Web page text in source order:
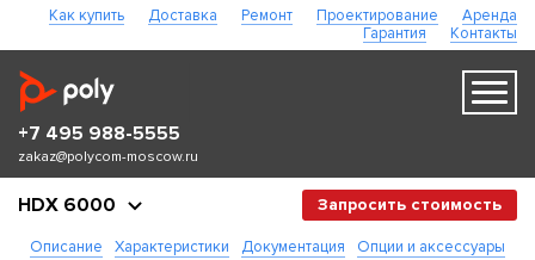
Как купить Доставка Ремонт Проектирование
Аренда
Гарантия
Контакты
+7 495 988-5555
zakaz@polycom-moscow.ru
HDX 6000
Описание Характеристики Документация
Опции и аксессуары
Запросить стоимость